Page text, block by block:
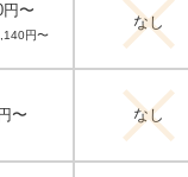
円〜
円〜
なし
〜 なし